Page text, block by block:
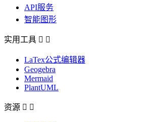
API服务
智能图形
实用工具  
LaTex公式编辑器
Geogebra
Mermaid
PlantUML
资源  